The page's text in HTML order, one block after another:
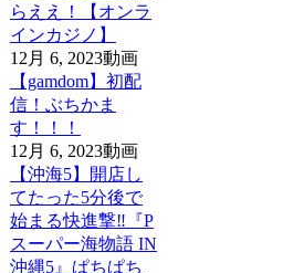
らええ！【オンラ
インカジノ】
12月 6, 2023動画
【gamdom】初配
信！ぶちかま
す！！！
12月 6, 2023動画
【沖海5】開店し
てたった5分後で
始まる快進撃‼️『P
スーパー海物語 IN
沖縄5』ぱちぱち